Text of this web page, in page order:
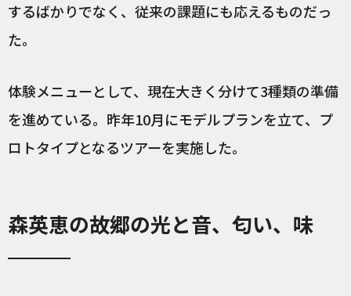
するばかりでなく、従来の課題にも応えるものだっ
た。
体験メニューとして、現在大きく分けて3種類の準備
を進めている。昨年10月にモデルプランを立て、プ
ロトタイプとなるツアーを実施した。
森英恵の故郷の光と音、匂い、味